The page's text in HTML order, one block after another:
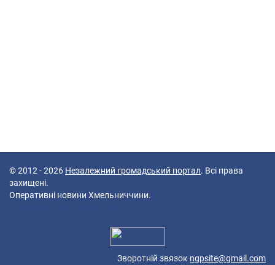
© 2012 - 2026 Незалежний громадський портал. Всі права
захищені.
Оперативні новини Хмельниччини.
Зворотній звязок ngpsite@gmail.com